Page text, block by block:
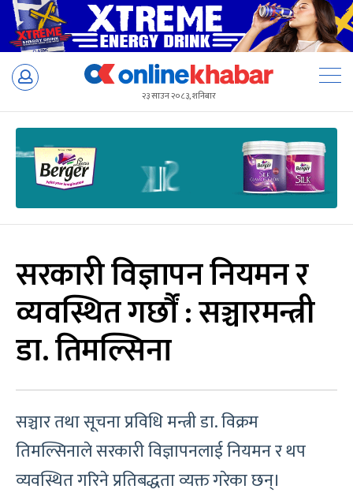
Skip
२३ साउन २०८३, शनिबार
सरकारी विज्ञापन नियमन र
व्यवस्थित गर्छौं : सञ्चारमन्त्री
डा. तिमल्सिना
सञ्चार तथा सूचना प्रविधि मन्त्री डा. विक्रम
तिमल्सिनाले सरकारी विज्ञापनलाई नियमन र थप
व्यवस्थित गरिने प्रतिबद्धता व्यक्त गरेका छन्।